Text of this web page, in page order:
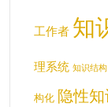
工作者 知
理系统 知识结构
构化 隐性知